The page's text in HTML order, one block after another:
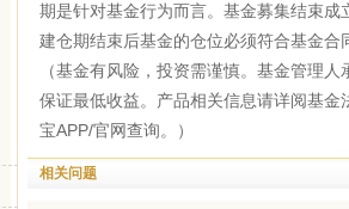
期是针对基金行为而言。基金募集结束
建仓期结束后基金的仓位必须符合基金合
（基金有风险，投资需谨慎。基金管理
保证最低收益。产品相关信息请详阅基
宝APP/官网查询。）
相关问题